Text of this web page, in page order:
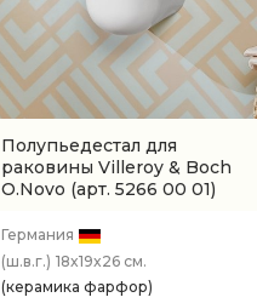
Полупьедестал для
раковины Villeroy & Boch
O.Novo (арт. 5266 00 01)
Германия
(ш.в.г.) 18x19x26 см.
(керамика фарфор)